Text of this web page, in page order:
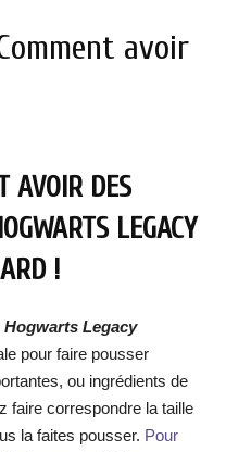
avoir
AVOIR DES
LEGACY
!
Hogwarts Legacy
pour faire pousser
ou ingrédients de
faire correspondre la taille
la faites pousser. Pour